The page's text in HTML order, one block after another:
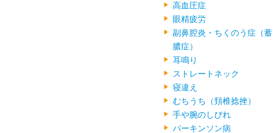
高血圧症
眼精疲労
副鼻腔炎・ちくのう症（蓄
膿症）
耳鳴り
ストレートネック
寝違え
むちうち（頚椎捻挫）
手や腕のしびれ
パーキンソン病